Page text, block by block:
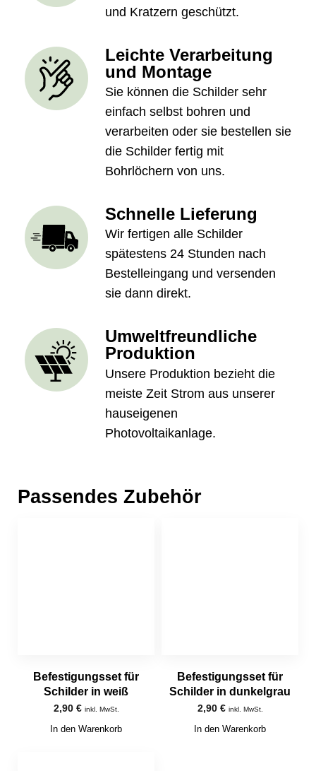
und Kratzern geschützt.
Leichte Verarbeitung
und Montage
Sie können die Schilder sehr
einfach selbst bohren und
verarbeiten oder sie bestellen sie
die Schilder fertig mit
Bohrlöchern von uns.
Schnelle Lieferung
Wir fertigen alle Schilder
spätestens 24 Stunden nach
Bestelleingang und versenden
sie dann direkt.
Umweltfreundliche
Produktion
Unsere Produktion bezieht die
meiste Zeit Strom aus unserer
hauseigenen
Photovoltaikanlage.
Passendes Zubehör
Befestigungsset für
Schilder in weiß
2,90 € inkl. MwSt.
In den Warenkorb
Befestigungsset für
Schilder in dunkelgrau
2,90 € inkl. MwSt.
In den Warenkorb